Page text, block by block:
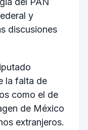
y
discusiones
la falta de
como el de
de México
extranjeros.